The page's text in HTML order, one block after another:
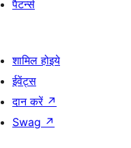
पैटर्न्स
शामिल होइये
ईवेंट्स
दान करें ↗
Swag ↗